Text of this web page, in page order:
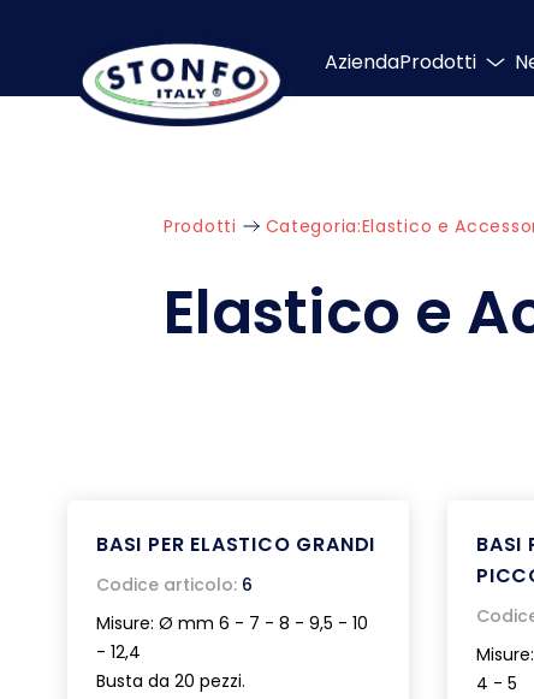
AziendaProdotti
Prodotti Categoria:Elastico e
Elastico e
BASI PER ELASTICO GRANDI
Codice articolo: 6
Misure: Ø mm 6 - 7 - 8 - 9,5 - 10
- 12,4
Busta da 20 pezzi.
BASI
4 - 5